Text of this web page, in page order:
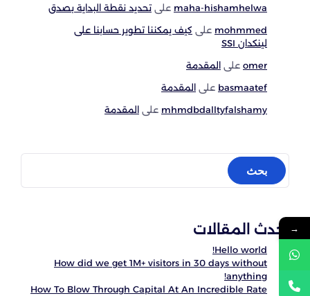
maha-hishamhelwa على تحديد نقطة البداية بصدق
mohmmed على كيف يمكننا تطوير حسابنا على
لينكدان SSI
omer على المقدمة
basmaatef على المقدمة
mhmdbdalltyfalshamy على المقدمة
أحدث المقالات
Hello world!
How did we get 1M+ visitors in 30 days without
anything!
How To Blow Through Capital At An Incredible Rate
→